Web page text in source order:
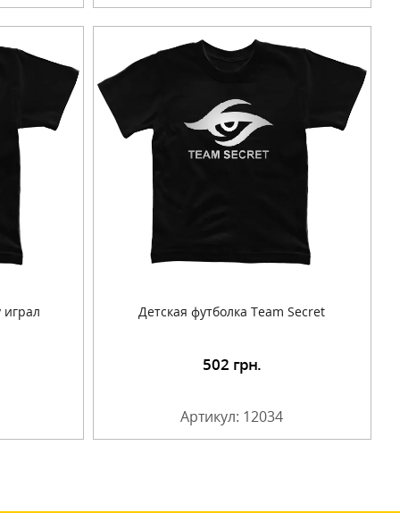
играл Детская футболка Team Secret
502 грн.
Артикул: 12034